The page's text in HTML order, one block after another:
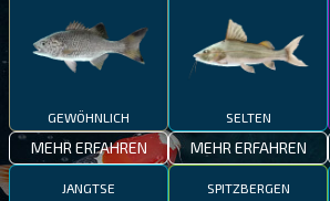
GEWÖHNLICH
MEHR ERFAHREN
SELTEN
MEHR ERFAHREN
JANGTSE SPITZBERGEN